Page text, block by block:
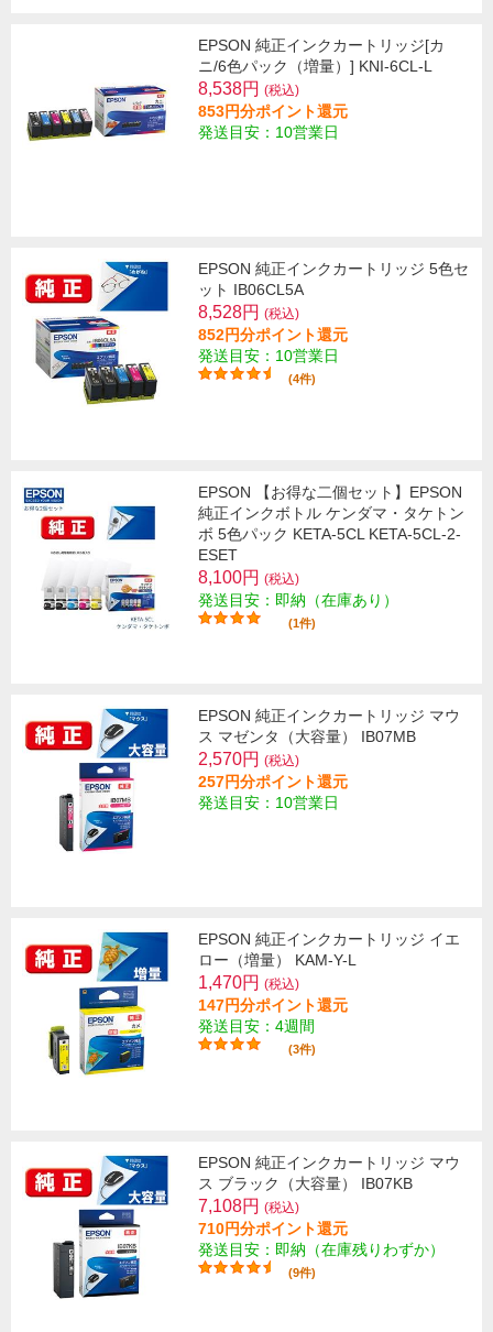
EPSON 純正インクカートリッジ[カ
ニ/6色パック（増量）] KNI-6CL-L
8,538円 (税込)
853円分ポイント還元
発送目安：10営業日
EPSON 純正インクカートリッジ 5色セ
ット IB06CL5A
8,528円 (税込)
852円分ポイント還元
発送目安：10営業日
(4件)
EPSON 【お得な二個セット】EPSON
純正インクボトル ケンダマ・タケトン
ボ 5色パック KETA-5CL KETA-5CL-2-
ESET
8,100円 (税込)
発送目安：即納（在庫あり）
(1件)
EPSON 純正インクカートリッジ マウ
ス マゼンタ（大容量） IB07MB
2,570円 (税込)
257円分ポイント還元
発送目安：10営業日
EPSON 純正インクカートリッジ イエ
ロー（増量） KAM-Y-L
1,470円 (税込)
147円分ポイント還元
発送目安：4週間
(3件)
EPSON 純正インクカートリッジ マウ
ス ブラック（大容量） IB07KB
7,108円 (税込)
710円分ポイント還元
発送目安：即納（在庫残りわずか）
(9件)